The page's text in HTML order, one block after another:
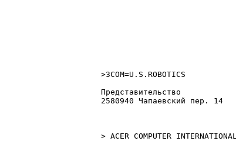
>3COM=U.S.ROBOTICS
Пpедставительство
2580940 Чапаевский пеp. 14
> ACER COMPUTER